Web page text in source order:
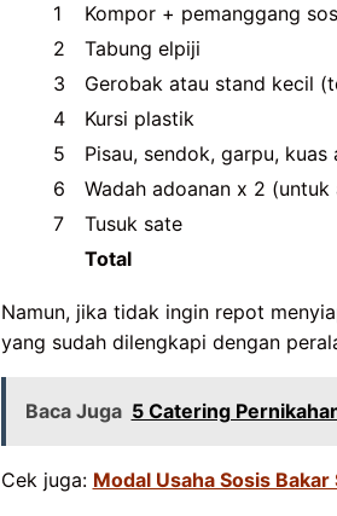
1
Kompor + pemanggang
2
Tabung elpiji
3
Gerobak atau stand kecil
4
Kursi plastik
5
Pisau, sendok, garpu,
6
Wadah adoanan x 2 (untuk
7
Tusuk sate
Total
Namun, jika tidak ingin repot
yang sudah dilengkapi dengan
Baca Juga 5 Catering
Cek juga: Modal Usaha Sosis